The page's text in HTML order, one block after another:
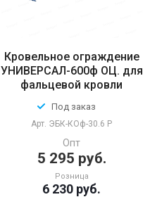
Кровельное ограждение
УНИВЕРСАЛ-600ф ОЦ. для
фальцевой кровли
Под заказ
Арт. ЭБК-КОф-30.6 Р
Опт
5 295 руб.
Розница
6 230 руб.